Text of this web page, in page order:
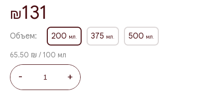
Объем: 200 мл. 375 мл. 500 мл.
65.50 ₪ / 100 мл
₪131
- +